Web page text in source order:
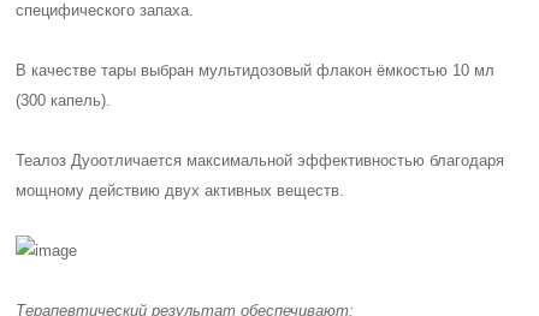
специфического запаха.
В качестве тары выбран мультидозовый флакон ёмкостью 10 мл
(300 капель).
Теалоз Дуоотличается максимальной эффективностью благодаря
мощному действию двух активных веществ.
Терапевтический результат обеспечивают: